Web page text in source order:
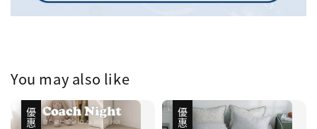
You may also like
優惠 優惠